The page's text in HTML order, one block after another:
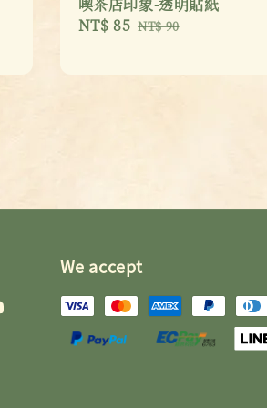
喫茶店印象-透明貼紙
Sale
NT$ 85 Regular
NT$ 90
We accept